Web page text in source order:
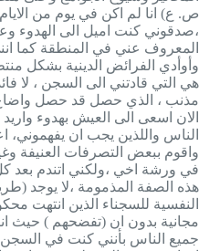
ص. ع) انا لم اكن في يوم من الايام
،صدقوني كنت اميل الى الهدوء
المعروف عني في المنطقة كما
وأوأدي الفرائض الدينية بشكل
هي التي قادتني الى السجن ، لا
مذنب ، الذي حصل قد حصل
الان اسعى الى العيش بهدوء
الناس واللذين يجب ان
واقوم ببعض التصرفات العنيفة
في ورشة اخي ،ولكني اتندم
هذه الصفة المذمومة ،لا يوجد
النفسية للسجناء الذين انتهت
مجانية بدون ان (تفضحهم ) حيث
جميع الناس بأنني كنت في السجن